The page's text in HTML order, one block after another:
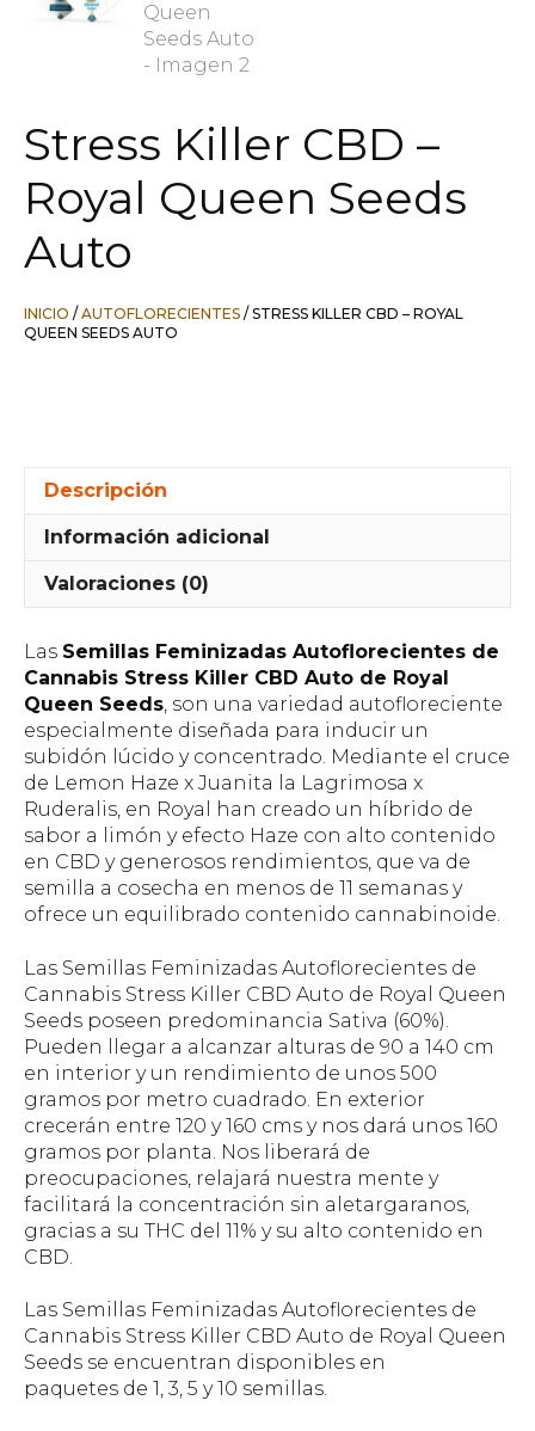
Stress Killer CBD –
Royal Queen Seeds
Auto
INICIO / AUTOFLORECIENTES / STRESS KILLER CBD – ROYAL
QUEEN SEEDS AUTO
Descripción
Información adicional
Valoraciones (0)
Las Semillas Feminizadas Autoflorecientes de
Cannabis Stress Killer CBD Auto de Royal
Queen Seeds, son una variedad autofloreciente
especialmente diseñada para inducir un
subidón lúcido y concentrado. Mediante el cruce
de Lemon Haze x Juanita la Lagrimosa x
Ruderalis, en Royal han creado un híbrido de
sabor a limón y efecto Haze con alto contenido
en CBD y generosos rendimientos, que va de
semilla a cosecha en menos de 11 semanas y
ofrece un equilibrado contenido cannabinoide.
Las Semillas Feminizadas Autoflorecientes de
Cannabis Stress Killer CBD Auto de Royal Queen
Seeds poseen predominancia Sativa (60%).
Pueden llegar a alcanzar alturas de 90 a 140 cm
en interior y un rendimiento de unos 500
gramos por metro cuadrado. En exterior
crecerán entre 120 y 160 cms y nos dará unos 160
gramos por planta. Nos liberará de
preocupaciones, relajará nuestra mente y
facilitará la concentración sin aletargaranos,
gracias a su THC del 11% y su alto contenido en
CBD.
Las Semillas Feminizadas Autoflorecientes de
Cannabis Stress Killer CBD Auto de Royal Queen
Seeds se encuentran disponibles en
paquetes de 1, 3, 5 y 10 semillas.